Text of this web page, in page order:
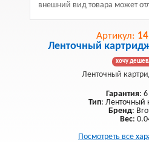
внешний вид товара может
Артикул:
Ленточный
хочу
Ленточный
Гарантия:
Тип: Ленточный
Бренд:
Вес:
Посмотреть все